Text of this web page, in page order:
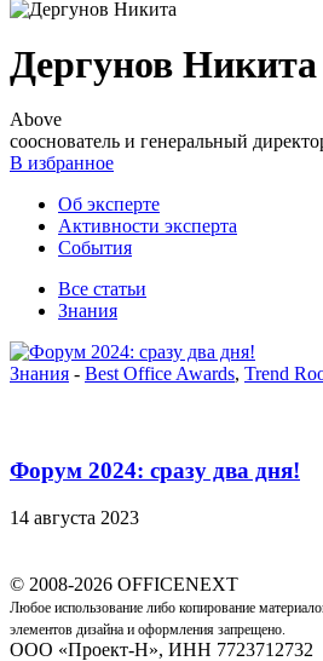
Дергунов Никита
Above
сооснователь и генеральный
В избранное
Об эксперте
Активности эксперта
События
Все статьи
Знания
Знания - Best Office Awards, Trend
Форум 2024: сразу два дня!
14 августа 2023
© 2008-2026 OFFICENEXT
Любое использование либо копирование
элементов дизайна и оформления запрещено.
ООО «Проект-Н», ИНН 7723712732